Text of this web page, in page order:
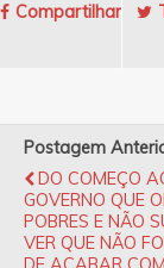
Compartilhar
Postagem
DO COMEÇO
GOVERNO QUE
POBRES E NÃO
VER QUE NÃO